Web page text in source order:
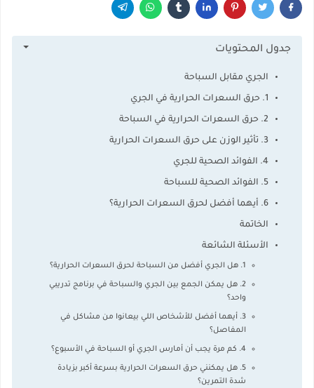
جدول المحتويات
الجري مقابل السباحة
1. حرق السعرات الحرارية في الجري
2. حرق السعرات الحرارية في السباحة
3. تأثير الوزن على حرق السعرات الحرارية
4. الفوائد الصحية للجري
5. الفوائد الصحية للسباحة
6. أيهما أفضل لحرق السعرات الحرارية؟
الخاتمة
الأسئلة الشائعة
1. هل الجري أفضل من السباحة لحرق السعرات الحرارية؟
2. هل يمكن الجمع بين الجري والسباحة في برنامج تدريبي
واحد؟
3. أيهما أفضل للأشخاص اللي بيعانوا من مشاكل في
المفاصل؟
4. كم مرة يجب أن أمارس الجري أو السباحة في الأسبوع؟
5. هل يمكنني حرق السعرات الحرارية بسرعة أكبر بزيادة
شدة التمرين؟